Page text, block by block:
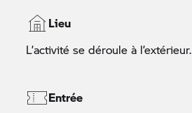
Lieu
L’activité se déroule à l’extérieur.
Entrée